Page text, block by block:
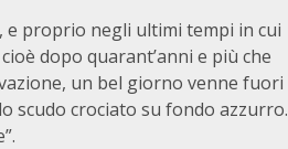
e proprio negli ultimi tempi in cui
dopo quarant’anni e più che
un bel giorno venne fuori
scudo crociato su fondo azzurro.